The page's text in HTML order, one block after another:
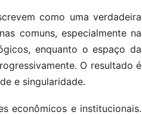
como uma verdadeira
comuns, especialmente na
enquanto o espaço da
O resultado é
e singularidade.
econômicos e institucionais.